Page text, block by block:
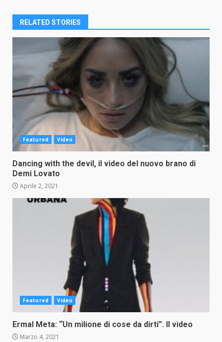
RELATED STORIES
Featured Video
Dancing with the devil, il video del nuovo brano di
Demi Lovato
Aprile 2, 2021
Featured Video
Ermal Meta: “Un milione di cose da dirti”. Il video
Marzo 4, 2021